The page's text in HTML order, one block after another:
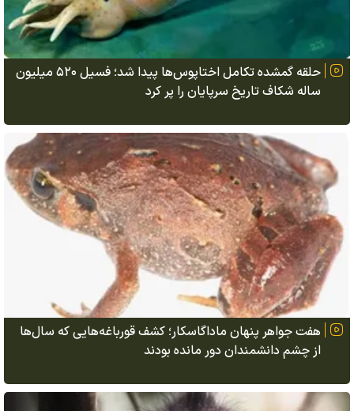
حلقه گمشده تکامل اختاپوس‌ها پیدا شد؛ فسیل ۵۲۰ میلیون
ساله شکاف تاریخ سرپایان را پر کرد
هفت جواهر پنهان ماداگاسکار؛ کشف قورباغه‌هایی که سال‌ها
از چشم دانشمندان دور مانده بودند